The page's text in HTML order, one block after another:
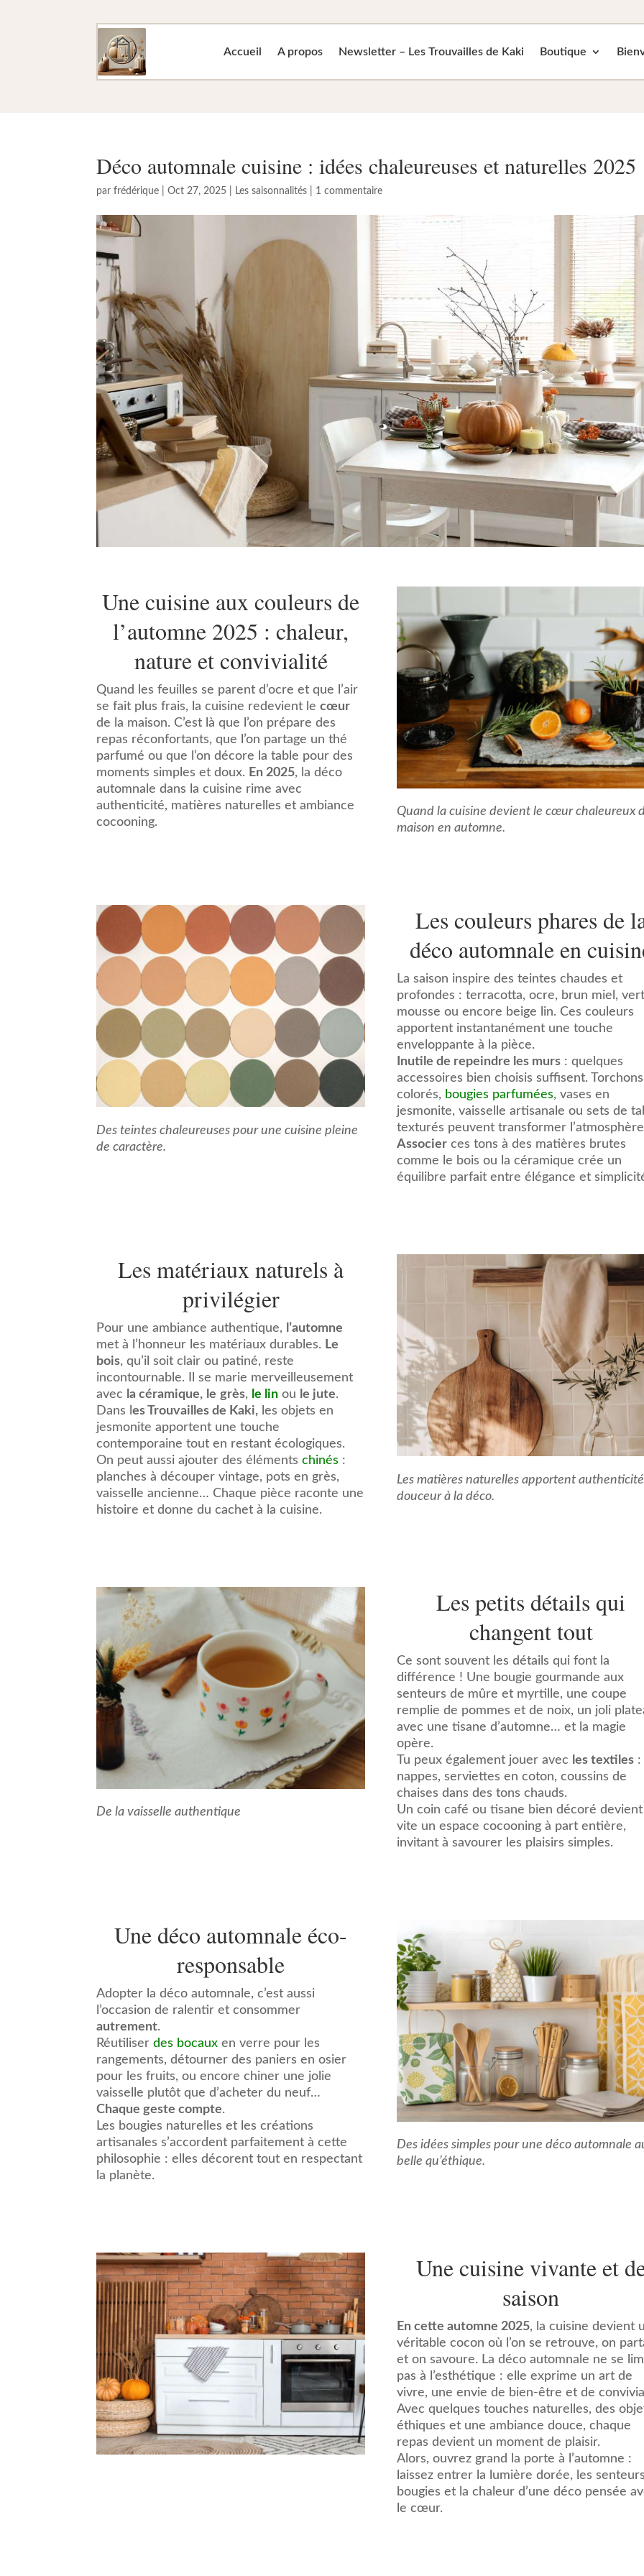
Accueil A propos Newsletter – Les Trouvailles de Kaki Boutique
Déco automnale cuisine : idées chaleureuses et naturelles 2025
parfrédérique |Oct 27, 2025 Les saisonnalités 1 commentaire
Une cuisine aux couleurs de
l’automne 2025 : chaleur,
nature et convivialité
Quand les feuilles se parent d’ocre et que l’air
se fait plus frais, la cuisine redevient lecœur
de la maison. C’est là que l’on prépare des
repas réconfortants, que l’on partage un thé
parfumé ou que l’on décore la table pour des
moments simples et doux. En 2025, la déco
automnale dans la cuisine rime avec
authenticité, matières naturelles et ambiance
cocooning.
Quand la cuisine devient le cœur chaleureux
maison en automne.
Des teintes chaleureuses pour une cuisine pleine
de caractère.
Les couleurs phares de
déco automnale en
La saison inspire des teintes chaudes et
profondes : terracotta, ocre, brun miel, vert
mousse ou encore beige lin. Ces couleurs
apportent instantanément une touche
enveloppante à la pièce.
Inutile de repeindre les murs: quelques
accessoires bien choisis suffisent. Torchons
colorés, bougies parfumées, vases en
jesmonite, vaisselle artisanale ou sets de
texturés peuvent transformer
Associerces tons à des matières brutes
comme le bois ou la céramique crée un
équilibre parfait entre élégance et
Les matériaux naturels à
privilégier
Pour une ambiance authentique,
l’automne
met à l’honneur les matériaux durables. Le
bois, qu’il soit clair ou patiné, reste
incontournable. Il se marie merveilleusement
avec la céramique, le grès, le lin ou le jute.
Dans les Trouvailles de Kaki, les objets en
jesmonite apportent une touche
contemporaine tout en restant écologiques.
On peut aussi ajouter des élémentschinés :
planches à découper vintage, pots en grès,
vaisselle ancienne… Chaque pièce raconte une
histoire et donne du cachet à la cuisine.
Les matières naturelles apportent
douceur à la déco.
De la vaisselle authentique
Les petits détails qui
changent tout
Ce sont souvent les détails qui font la
différence ! Une bougie gourmande aux
senteurs de mûre et myrtille, une coupe
remplie de pommes et de noix, un joli
avec une tisane d’automne… et la magie
opère.
Tu peux également jouer avec les textiles:
nappes, serviettes en coton, coussins de
chaises dans des tons chauds.
Un coin café ou tisane bien décoré devient
vite un espace cocooning à part entière,
invitant à savourer les plaisirs simples.
Une déco automnale éco-
responsable
Adopter la déco automnale, c’est aussi
l’occasion de ralentir et consommer
autrement.
Réutiliserdes bocaux en verre pour les
rangements, détourner des paniers en osier
pour les fruits, ou encore chiner une jolie
vaisselle plutôt que d’acheter du neuf…
Chaque geste compte.
Les bougies naturelles et les créations
artisanales s’accordent parfaitement à cette
philosophie : elles décorent tout en respectant
la planète.
Des idées simples pour une déco automnale
belle qu’éthique.
Une cuisine vivante et
saison
En cette automne 2025, la cuisine devient
véritable cocon où l’on se retrouve, on
et on savoure. La déco automnale ne se
pas à l’esthétique : elle exprime un art de
vivre, une envie de bien-être et de
Avec quelques touches naturelles, des
éthiques et une ambiance douce, chaque
repas devient un moment de plaisir.
Alors, ouvrez grand la porte à l’automne :
laissez entrer la lumière dorée, les
bougies et la chaleur d’une déco pensée
le cœur.